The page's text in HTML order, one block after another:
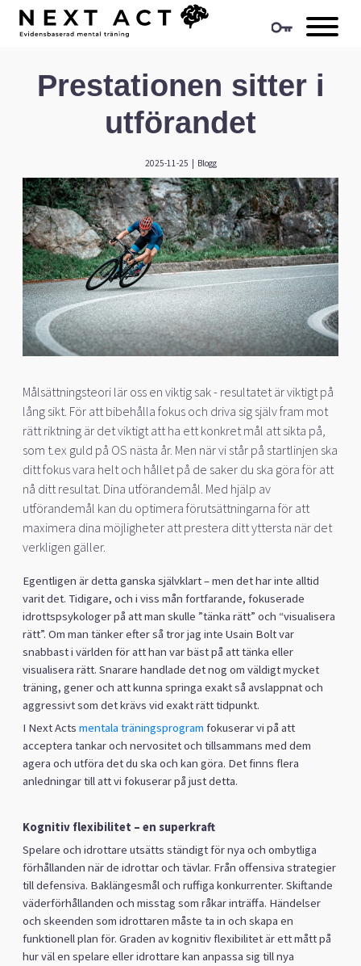
Prestationen sitter i
utförandet
2025-11-25 Blogg
Målsättningsteori lär oss en viktig sak - resultatet är viktigt på
lång sikt. För att bibehålla fokus och driva sig själv fram mot
rätt riktning är det viktigt att ha ett konkret mål att sikta på,
som t.ex guld på OS nästa år. Men när vi står på startlinjen ska
ditt fokus vara helt och hållet på de saker du ska göra för att
nå ditt resultat. Dina utförandemål. Med hjälp av
utförandemål kan du optimera förutsättningarna för att
maximera dina möjligheter att prestera ditt yttersta när det
verkligen gäller.
Egentligen är detta ganska självklart – men det har inte alltid
varit det. Tidigare, och i viss mån fortfarande, fokuserade
idrottspsykologer på att man skulle ”tänka rätt” och “visualisera
rätt”. Om man tänker efter så tror jag inte Usain Bolt var
snabbast i världen för att han var bäst på att tänka eller
visualisera rätt. Snarare handlade det nog om väldigt mycket
träning, gener och att kunna springa exakt så avslappnat och
aggressivt som det krävs vid exakt rätt tidpunkt.
I Next Acts mentala träningsprogram fokuserar vi på att
acceptera tankar och nervositet och tillsammans med dem
agera och utföra det du ska och kan göra. Det finns flera
anledningar till att vi fokuserar på just detta.
Kognitiv flexibilitet – en superkraft
Spelare och idrottare utsätts ständigt för nya och ombytliga
förhållanden när de idrottar och tävlar. Från offensiva strategier
till defensiva. Baklängesmål och ruffiga konkurrenter. Skiftande
väderförhållanden och misstag som råkar inträffa. Händelser
och skeenden som idrottaren måste ta in och skapa en
funktionell plan för. Graden av kognitiv flexibilitet är ett mått på
hur väl en spelare eller idrottare kan anpassa sig till nya